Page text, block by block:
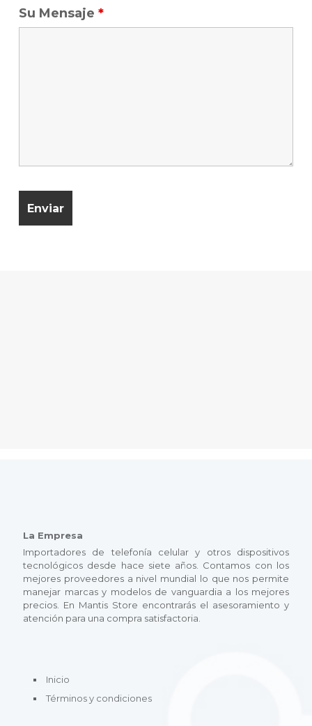
Su Mensaje *
La Empresa
Importadores de telefonía celular y otros dispositivos
tecnológicos desde hace siete años. Contamos con los
mejores proveedores a nivel mundial lo que nos permite
manejar marcas y modelos de vanguardia a los mejores
precios. En Mantis Store encontrarás el asesoramiento y
atención para una compra satisfactoria.
Inicio
Términos y condiciones